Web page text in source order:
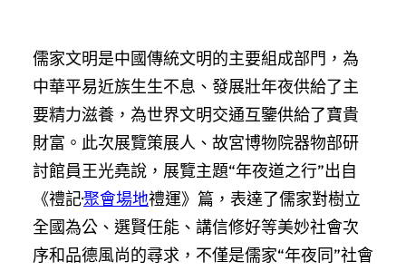
儒家文明是中國傳統文明的主要組成部門，為
中華平易近族生生不息、發展壯年夜供給了主
要精力滋養，為世界文明交通互鑒供給了寶貴
財富。此次展覽策展人、故宮博物院器物部研
討館員王光堯說，展覽主題“年夜道之行”出自
《禮記·聚會場地禮運》篇，表達了儒家對樹立
全國為公、選賢任能、講信修好等美妙社會次
序和品德風尚的尋求，不僅是儒家“年夜同”社會